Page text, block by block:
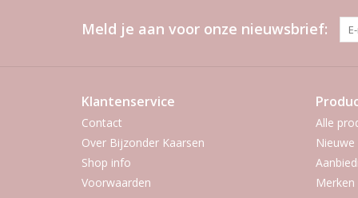
Meld je aan voor onze nieuwsbrief:
Klantenservice
Contact
Over Bijzonder Kaarsen
Shop info
Voorwaarden
Alle
Merken